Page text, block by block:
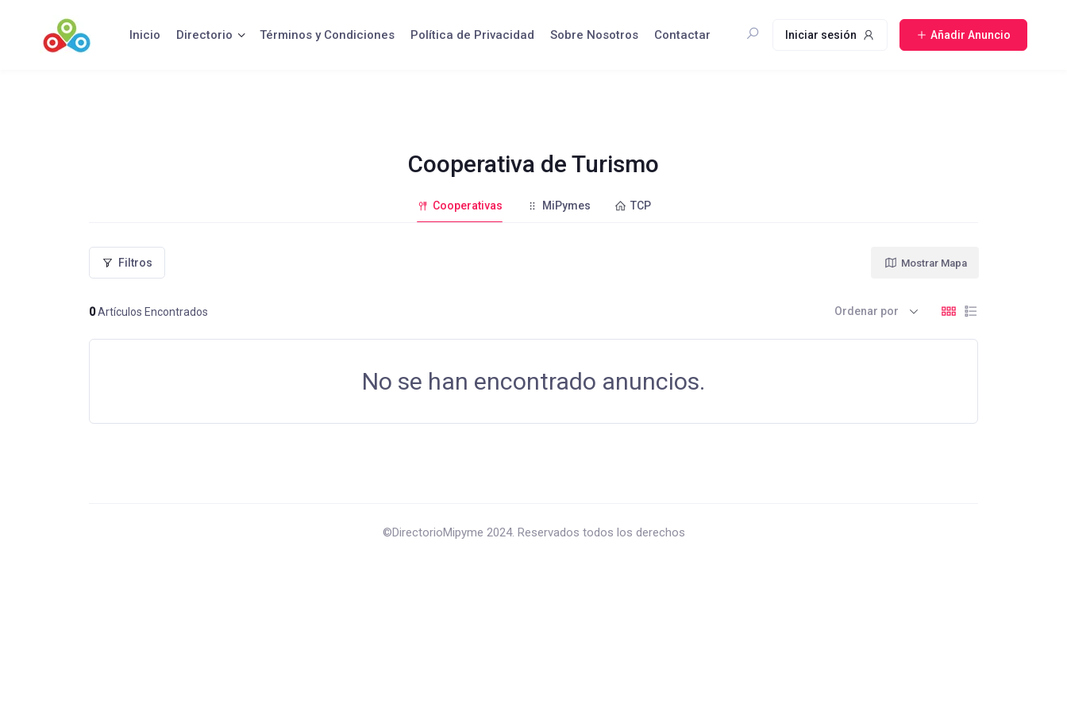
contenido
Inicio Directorio Términos y Condiciones Política de Privacidad Sobre Nosotros Contactar Iniciar sesión Añadir Anuncio
Cooperativa de Turismo
Cooperativas MiPymes TCP
Filtros
0Artículos Encontrados
Mostrar Mapa
Ordenar por
No se han encontrado anuncios.
©DirectorioMipyme 2024. Reservados todos los derechos